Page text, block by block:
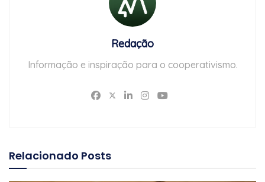
Redação
Informação e inspiração para o cooperativismo.
Relacionado Posts